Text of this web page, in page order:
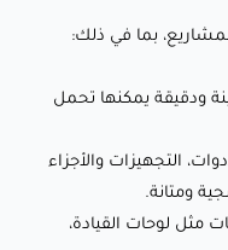
مقاومة الأشعة فوق
للتطبيقات الصعبة.
حتى للتصاميم
بما في ذلك:
ودقيقة يمكنها تحمل
التجهيزات والأجزاء
ومتانة.
مثل لوحات القيادة،